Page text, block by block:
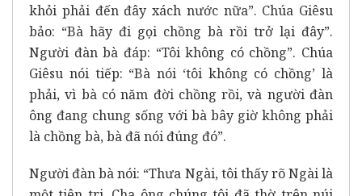
khỏi phải đến đây xách nước nữa”. Chúa Giêsu
bảo: “Bà hãy đi gọi chồng bà rồi trở lại đây”.
Người đàn bà đáp: “Tôi không có chồng”. Chúa
Giêsu nói tiếp: “Bà nói ‘tôi không có chồng’ là
phải, vì bà có năm đời chồng rồi, và người đàn
ông đang chung sống với bà bây giờ không phải
là chồng bà, bà đã nói đúng đó”.
Người đàn bà nói: “Thưa Ngài, tôi thấy rõ Ngài là